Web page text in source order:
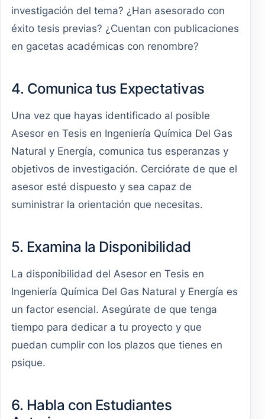
investigación del tema? ¿Han asesorado con
éxito tesis previas? ¿Cuentan con publicaciones
en gacetas académicas con renombre?
4. Comunica tus Expectativas
Una vez que hayas identificado al posible
Asesor en Tesis en Ingeniería Química Del Gas
Natural y Energía, comunica tus esperanzas y
objetivos de investigación. Cerciórate de que el
asesor esté dispuesto y sea capaz de
suministrar la orientación que necesitas.
5. Examina la Disponibilidad
La disponibilidad del Asesor en Tesis en
Ingeniería Química Del Gas Natural y Energía es
un factor esencial. Asegúrate de que tenga
tiempo para dedicar a tu proyecto y que
puedan cumplir con los plazos que tienes en
psique.
6. Habla con Estudiantes